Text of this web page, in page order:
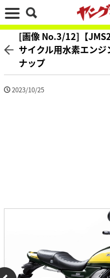
[画像 No.3/12]【
サイクル用水素エン
ナップ
2023/10/25